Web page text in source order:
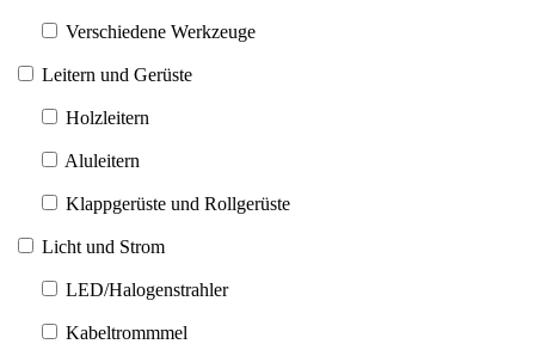
Verschiedene Werkzeuge
Leitern und Gerüste
Holzleitern
Aluleitern
Klappgerüste und Rollgerüste
Licht und Strom
LED/Halogenstrahler
Kabeltrommmel